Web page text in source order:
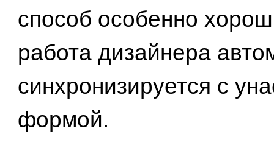
способ особенно
работа дизайнера
синхронизируется с
формой.